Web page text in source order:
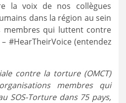
la voix de nos collègues
dans la région au sein
membres qui luttent contre
#HearTheirVoice (entendez
contre la torture (OMCT)
membres qui
SOS-Torture dans 75 pays,